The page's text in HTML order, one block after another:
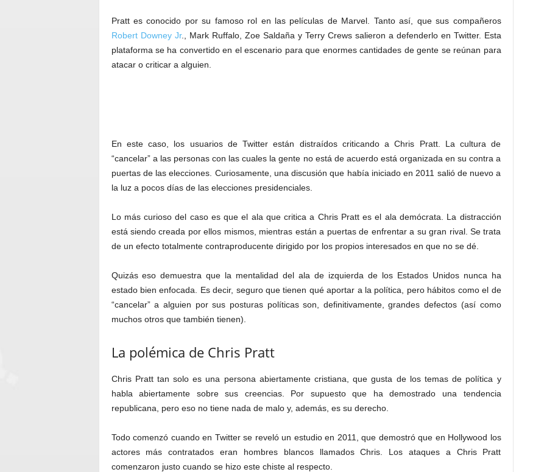
Pratt es conocido por su famoso rol en las películas de Marvel. Tanto así, que sus compañeros
Robert Downey Jr., Mark Ruffalo, Zoe Saldaña y Terry Crews salieron a defenderlo en Twitter. Esta
plataforma se ha convertido en el escenario para que enormes cantidades de gente se reúnan para
atacar o criticar a alguien.
En este caso, los usuarios de Twitter están distraídos criticando a Chris Pratt. La cultura de
“cancelar” a las personas con las cuales la gente no está de acuerdo está organizada en su contra a
puertas de las elecciones. Curiosamente, una discusión que había iniciado en 2011 salió de nuevo a
la luz a pocos días de las elecciones presidenciales.
Lo más curioso del caso es que el ala que critica a Chris Pratt es el ala demócrata. La distracción
está siendo creada por ellos mismos, mientras están a puertas de enfrentar a su gran rival. Se trata
de un efecto totalmente contraproducente dirigido por los propios interesados en que no se dé.
Quizás eso demuestra que la mentalidad del ala de izquierda de los Estados Unidos nunca ha
estado bien enfocada. Es decir, seguro que tienen qué aportar a la política, pero hábitos como el de
“cancelar” a alguien por sus posturas políticas son, definitivamente, grandes defectos (así como
muchos otros que también tienen).
La polémica de Chris Pratt
Chris Pratt tan solo es una persona abiertamente cristiana, que gusta de los temas de política y
habla abiertamente sobre sus creencias. Por supuesto que ha demostrado una tendencia
republicana, pero eso no tiene nada de malo y, además, es su derecho.
Todo comenzó cuando en Twitter se reveló un estudio en 2011, que demostró que en Hollywood los
actores más contratados eran hombres blancos llamados Chris. Los ataques a Chris Pratt
comenzaron justo cuando se hizo este chiste al respecto.